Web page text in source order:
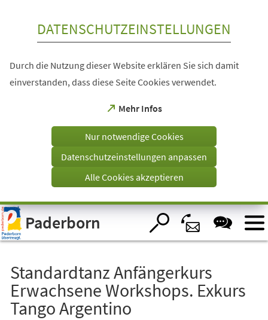
Visuelle
Assistenzsoftware
öffnen.
DATENSCHUTZEINSTELLUNGEN
Durch die Nutzung dieser Website erklären Sie sich damit
einverstanden, dass diese Seite Cookies verwendet.
Mehr Infos
(Öffnet
einem
Tab)
Nur notwendige Cookies
Datenschutzeinstellungen anpassen
Alle Cookies akzeptieren
Paderborn
Standardtanz Anfängerkurs
Erwachsene Workshops. Exkurs
Tango Argentino